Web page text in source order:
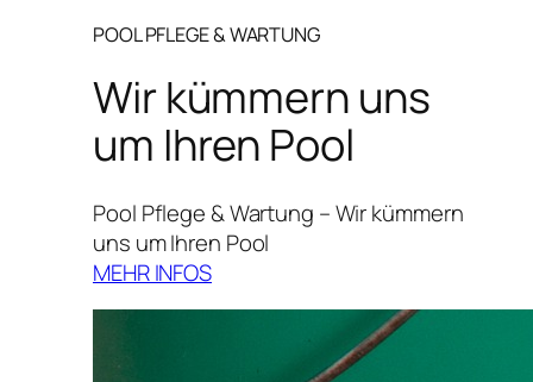
POOL PFLEGE & WARTUNG
Wir kümmern uns
um Ihren Pool
Pool Pflege & Wartung – Wir kümmern
uns um Ihren Pool
MEHR INFOS